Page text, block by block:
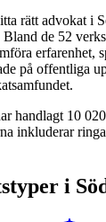
rätt advokat i
Bland de 52
erfarenhet,
på offentliga
handlagt 10 020
inkluderar
i